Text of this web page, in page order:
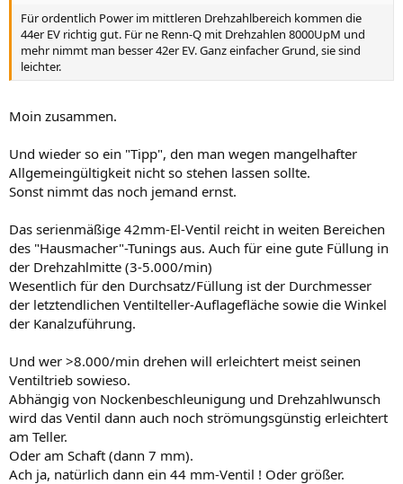
Für ordentlich Power im mittleren Drehzahlbereich kommen die
44er EV richtig gut. Für ne Renn-Q mit Drehzahlen 8000UpM und
mehr nimmt man besser 42er EV. Ganz einfacher Grund, sie sind
leichter.
Moin zusammen.
Und wieder so ein "Tipp", den man wegen mangelhafter
Allgemeingültigkeit nicht so stehen lassen sollte.
Sonst nimmt das noch jemand ernst.
Das serienmäßige 42mm-El-Ventil reicht in weiten Bereichen
des "Hausmacher"-Tunings aus. Auch für eine gute Füllung in
der Drehzahlmitte (3-5.000/min)
Wesentlich für den Durchsatz/Füllung ist der Durchmesser
der letztendlichen Ventilteller-Auflagefläche sowie die Winkel
der Kanalzuführung.
Und wer >8.000/min drehen will erleichtert meist seinen
Ventiltrieb sowieso.
Abhängig von Nockenbeschleunigung und Drehzahlwunsch
wird das Ventil dann auch noch strömungsgünstig erleichtert
am Teller.
Oder am Schaft (dann 7 mm).
Ach ja, natürlich dann ein 44 mm-Ventil ! Oder größer.